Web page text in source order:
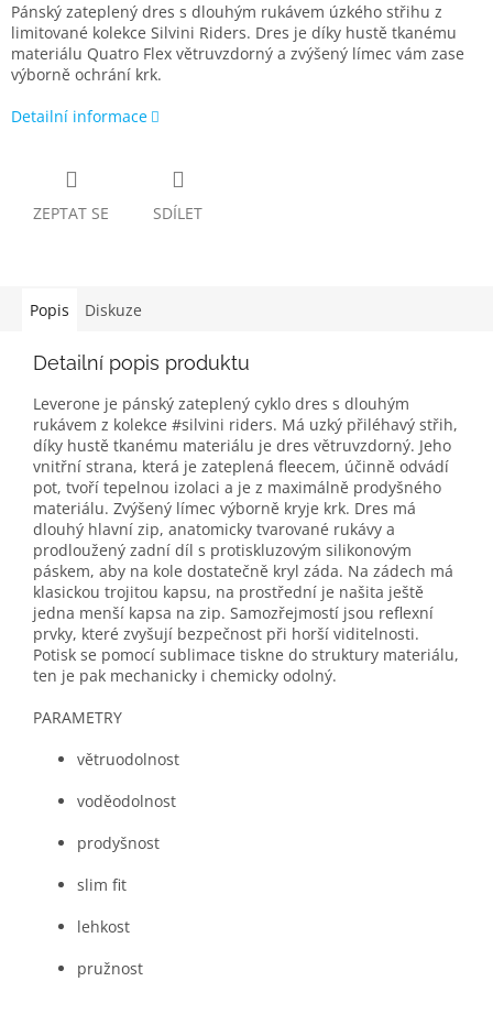
Pánský zateplený dres s dlouhým rukávem úzkého střihu z
limitované kolekce Silvini Riders. Dres je díky hustě tkanému
materiálu Quatro Flex větruvzdorný a zvýšený límec vám zase
výborně ochrání krk.
Detailní informace
ZEPTAT SE SDÍLET
Popis Diskuze
Detailní popis produktu
Leverone je pánský zateplený cyklo dres s dlouhým
rukávem z kolekce #silvini riders. Má uzký přiléhavý střih,
díky hustě tkanému materiálu je dres větruvzdorný. Jeho
vnitřní strana, která je zateplená fleecem, účinně odvádí
pot, tvoří tepelnou izolaci a je z maximálně prodyšného
materiálu. Zvýšený límec výborně kryje krk. Dres má
dlouhý hlavní zip, anatomicky tvarované rukávy a
prodloužený zadní díl s protiskluzovým silikonovým
páskem, aby na kole dostatečně kryl záda. Na zádech má
klasickou trojitou kapsu, na prostřední je našita ještě
jedna menší kapsa na zip. Samozřejmostí jsou reflexní
prvky, které zvyšují bezpečnost při horší viditelnosti.
Potisk se pomocí sublimace tiskne do struktury materiálu,
ten je pak mechanicky i chemicky odolný.
PARAMETRY
větruodolnost
voděodolnost
prodyšnost
slim fit
lehkost
pružnost